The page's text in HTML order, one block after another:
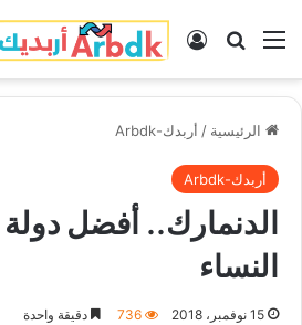
القائمة بحث عنتسجيل الدخول
الرئيسية / أربدك-Arbdk
أربدك-Arbdk
الدنمارك.. أفضل
النساء
15 نوفمبر، 2018 736 دقيقة واحدة